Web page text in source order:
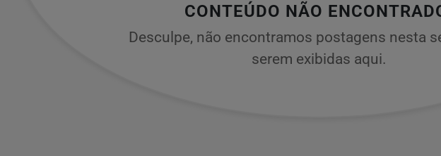
CONTEÚDO NÃO
Desculpe, não encontramos postagens nesta
serem exibidas aqui.